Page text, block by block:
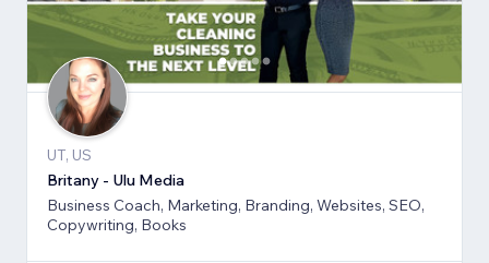
UT, US
Britany - Ulu Media
Business Coach, Marketing, Branding, Websites, SEO,
Copywriting, Books